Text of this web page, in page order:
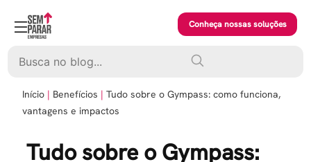
content
Conheça nossas soluções
Início Benefícios
Tudo sobre o Gympass: como funciona,
vantagens e impactos
Tudo sobre o Gympass: